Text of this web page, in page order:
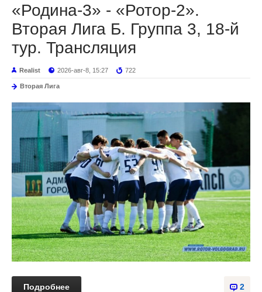
«Родина-3» - «Ротор-2».
Вторая Лига Б. Группа 3, 18-й
тур. Трансляция
Realist 2026-авг-8, 15:27 722
Вторая Лига
2
Подробнее